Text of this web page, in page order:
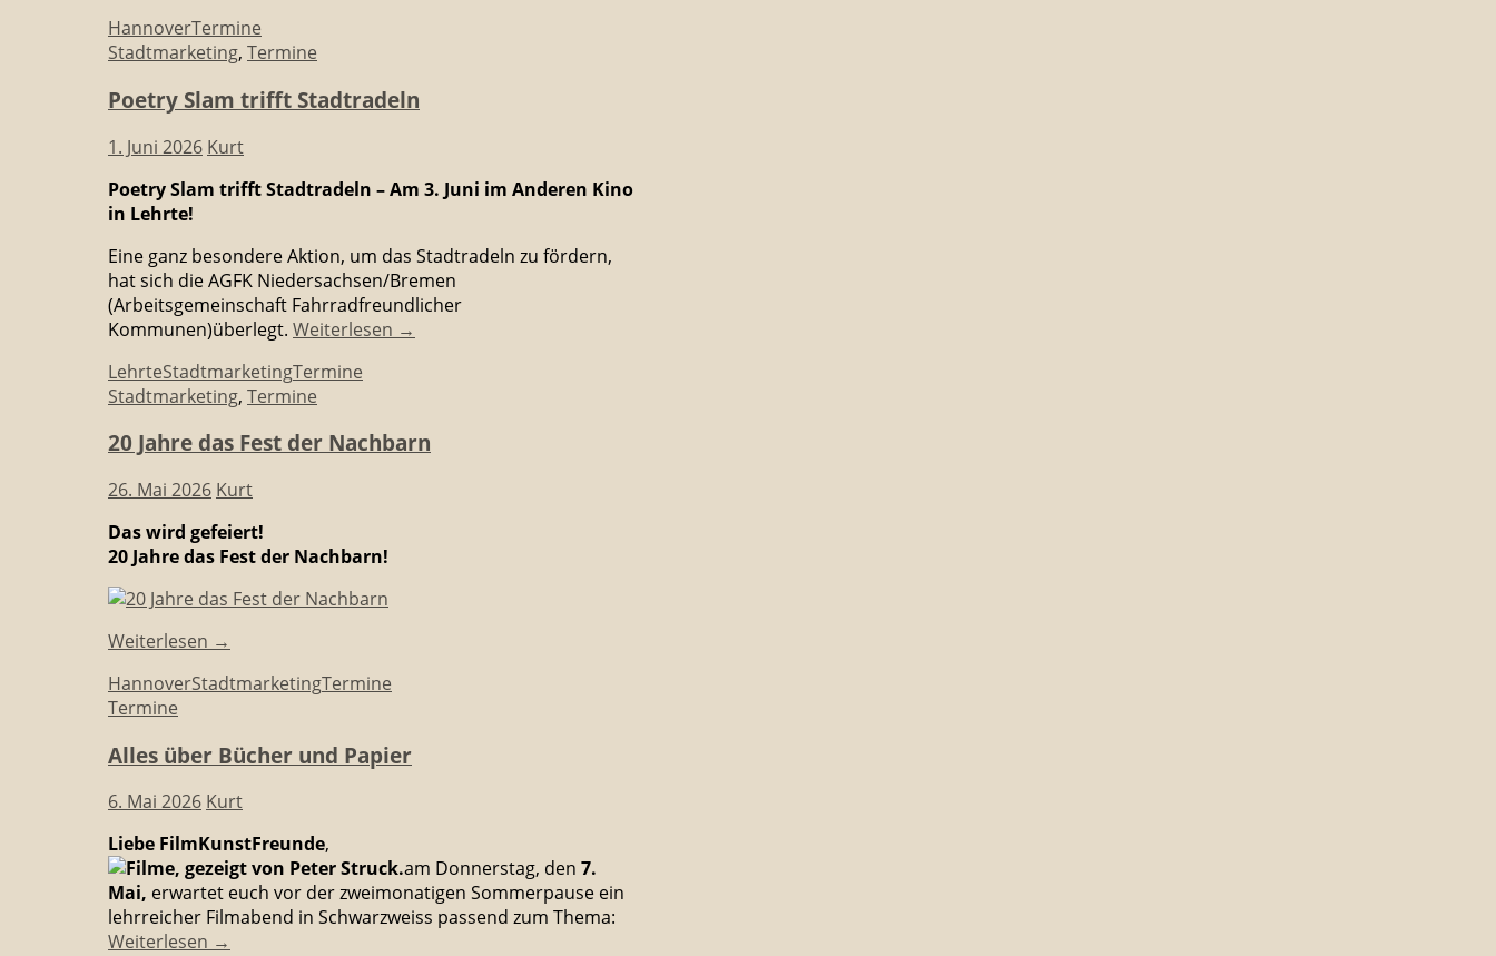
HannoverTermine
Stadtmarketing, Termine
Poetry Slam trifft Stadtradeln
1. Juni 2026 Kurt
Poetry Slam trifft Stadtradeln – Am 3. Juni im Anderen Kino
in Lehrte!
Eine ganz besondere Aktion, um das Stadtradeln zu fördern,
hat sich die AGFK Niedersachsen/Bremen
(Arbeitsgemeinschaft Fahrradfreundlicher
Kommunen)überlegt. Weiterlesen →
LehrteStadtmarketingTermine
Stadtmarketing, Termine
20 Jahre das Fest der Nachbarn
26. Mai 2026 Kurt
Das wird gefeiert!
20 Jahre das Fest der Nachbarn!
Weiterlesen →
HannoverStadtmarketingTermine
Termine
Alles über Bücher und Papier
6. Mai 2026 Kurt
Liebe FilmKunstFreunde,
am Donnerstag, den 7.
Mai, erwartet euch vor der zweimonatigen Sommerpause ein
lehrreicher Filmabend in Schwarzweiss passend zum Thema:
Weiterlesen →